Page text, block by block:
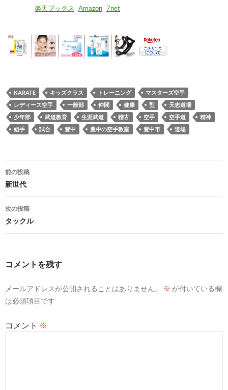
楽天ブックス
Amazon 7net
KARATE キッズクラス トレーニング
マスターズ空手
レディース空手
一般部 仲間 健康 型
天志道場
少年部
武道教育 生涯武道 稽古 空手 空手道
精神
組手
試合 豊中 豊中の空手教室 豊中市 道場
投
稿
ナ
ビ
ゲ
ョ
前の投稿
新世代
次の投稿
タックル
コメントを残す
メールアドレスが公開されることはありません。 ※ が付いている欄
は必須項目です
コメント ※